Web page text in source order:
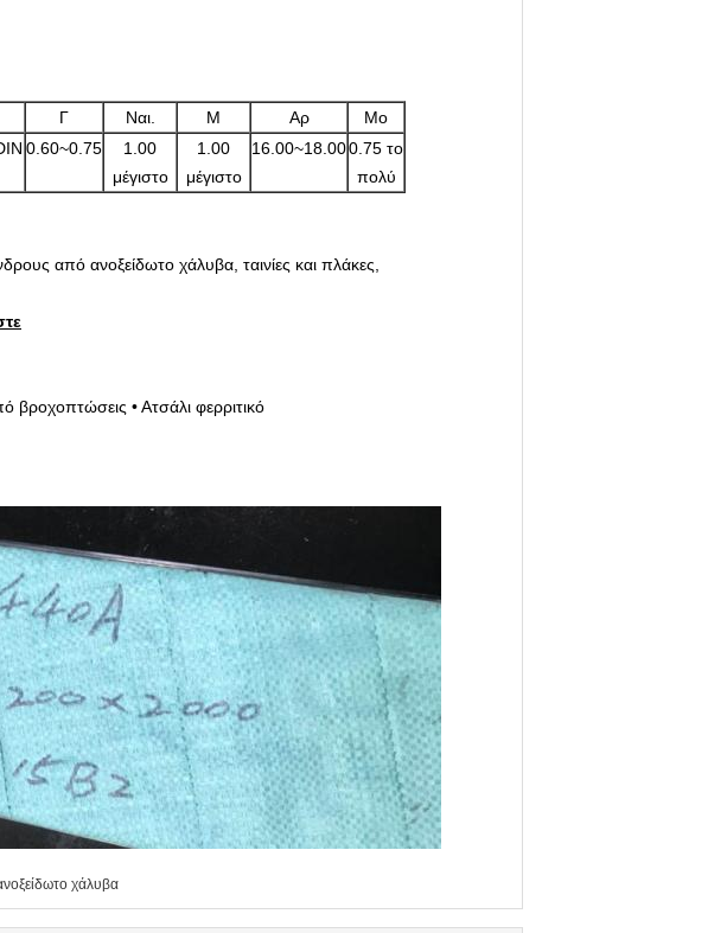
Γ Ναι. Μ Αρ
Μo
0.60~0.75
1.00
μέγιστο
1.00
μέγιστο
16.00~18.000.75 το
πολύ
από ανοξείδωτο χάλυβα, ταινίες και πλάκες,
βροχοπτώσεις • Ατσάλι φερριτικό
χάλυβα